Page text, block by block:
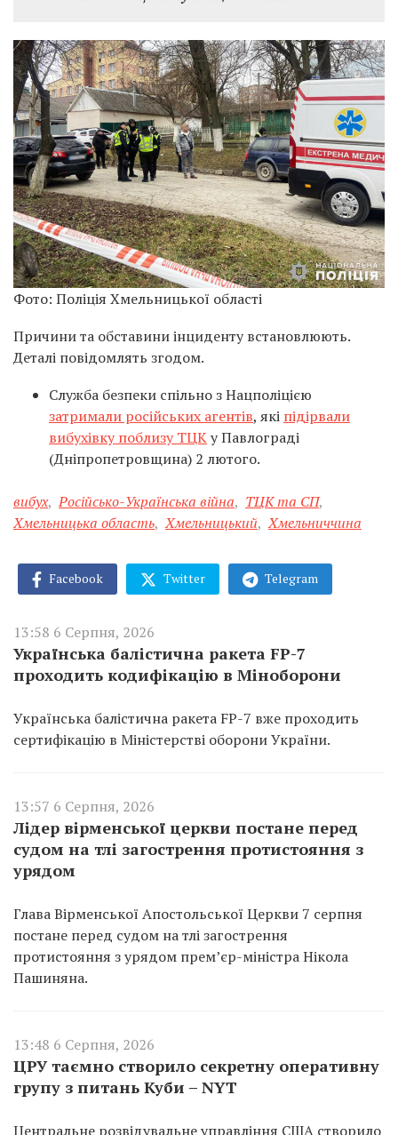
Фото: Поліція Хмельницької області
Причини та обставини інциденту встановлюють.
Деталі повідомлять згодом.
Служба безпеки спільно з Нацполіцією
затримали російських агентів, які підірвали
вибухівку поблизу ТЦКу Павлограді
(Дніпропетровщина) 2 лютого.
вибух, Російсько-Українська війна, ТЦК та СП,
Хмельницька область, Хмельницький, Хмельниччина
Facebook Twitter Telegram
13:58 6 Серпня, 2026
Українська балістична ракета FP-7
проходить кодифікацію в Міноборони
Українська балістична ракета FP-7 вже проходить
сертифікацію в Міністерстві оборони України.
13:57 6 Серпня, 2026
Лідер вірменської церкви постане перед
судом на тлі загострення протистояння з
урядом
Глава Вірменської Апостольської Церкви 7 серпня
постане перед судом на тлі загострення
протистояння з урядом прем’єр-міністра Нікола
Пашиняна.
13:48 6 Серпня, 2026
ЦРУ таємно створило секретну оперативну
групу з питань Куби – NYT
Центральне розвідувальне управління США створило